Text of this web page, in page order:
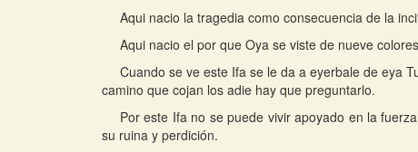
Aqui nacio la tragedia como consecuencia de la
Aqui nacio el por que Oya se viste de nueve
Cuando se ve este Ifa se le da a eyerbale de eya
camino que cojan los adie hay que preguntarlo.
Por este Ifa no se puede vivir apoyado en la
su ruina y perdición.